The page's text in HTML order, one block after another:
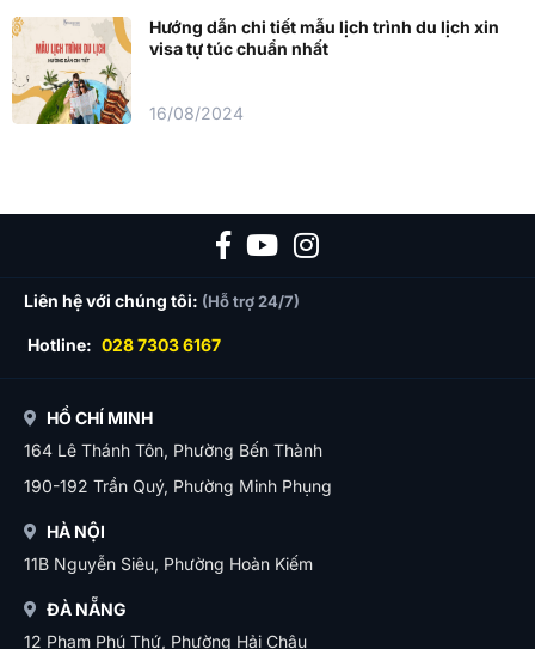
Hướng dẫn chi tiết mẫu lịch trình du lịch xin
visa tự túc chuẩn nhất
16/08/2024
Liên hệ với chúng tôi: (Hỗ trợ 24/7)
Hotline: 028 7303 6167
HỒ CHÍ MINH
164 Lê Thánh Tôn, Phường Bến Thành
190-192 Trần Quý, Phường Minh Phụng
HÀ NỘI
11B Nguyễn Siêu, Phường Hoàn Kiếm
ĐÀ NẴNG
12 Phạm Phú Thứ, Phường Hải Châu